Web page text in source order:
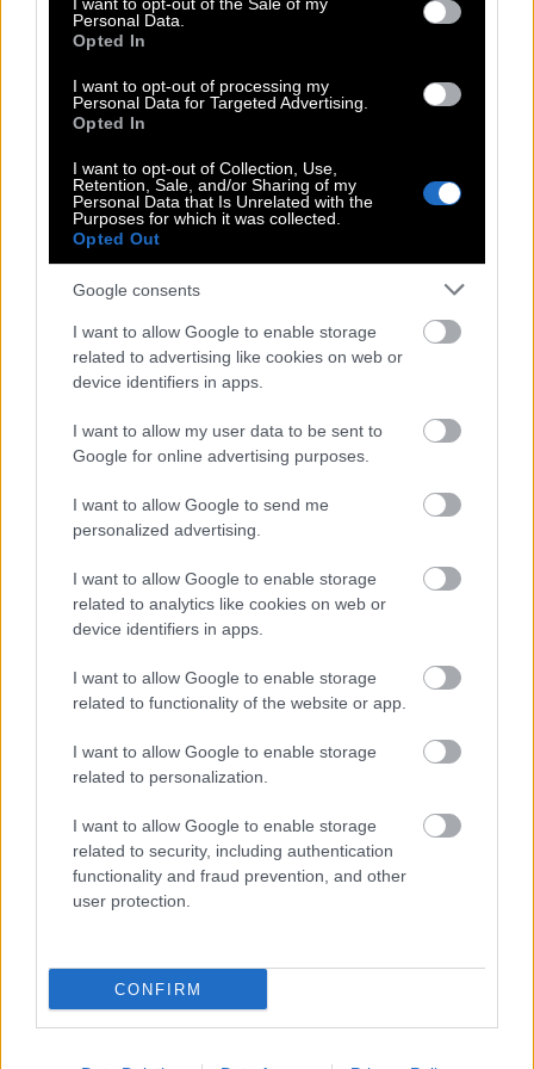
Personal Data.
Opted In
I want to opt-out of processing my
Personal Data for Targeted Advertising.
Opted In
I want to opt-out of Collection, Use,
Retention, Sale, and/or Sharing of my
Personal Data that Is Unrelated with the
Purposes for which it was collected.
Opted Out
Google consents
I want to allow Google to enable storage
related to advertising like cookies on web or
device identifiers in apps.
I want to allow my user data to be sent to
Google for online advertising purposes.
I want to allow Google to send me
personalized advertising.
I want to allow Google to enable storage
related to analytics like cookies on web or
device identifiers in apps.
I want to allow Google to enable storage
related to functionality of the website or app.
I want to allow Google to enable storage
related to personalization.
I want to allow Google to enable storage
related to security, including authentication
functionality and fraud prevention, and other
user protection.
CONFIRM
ποδοσφαιρικές αναφορές του που είναι
διάσπαρτες παντού) ενώ μιλάει μόνο όταν έχει
κάτι να πει και αυτό τη σημερινή εποχή είναιό,τι
πιο σπάνιο υπάρχει
Αυτό και μόνο φτάνει ώστε κάθε κυκλοφορία του
να εκλαμβάνεται ωςγεγονός . Και ίσως γι’ αυτό να
είναι ο μόνος που μπορεί να ενώσει τον
Σχετικά άρθρα
Ο Bad Bunny έβγαλε 1 δισ. δολάρια με
περιοδεία, χωρίς να πατήσει το πόδι
Τα Ημισκούμπρια επέστρεψαν by
popular demand – και πολύ άργησαν!
πιο γλυκός άνθρωπος, αλλά έχω υπάρξει
κακοποιητικός»